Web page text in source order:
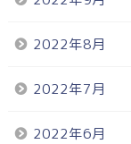
2022年8月
2022年7月
2022年6月